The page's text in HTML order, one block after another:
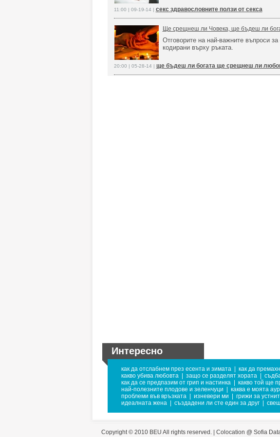
11:00 | 09-19-14 | секс здравословните ползи от секса
Ще срещнеш ли Човека, ще бъдеш ли
Отговорите на най-важните въпроси
кодирани върху ръката.
20:00 | 05-28-14 | ще бъдеш ли богата ще срещнеш ли
Интересно
как да отслабнем през есента и зимата как да
какво убива любовта
защо се разделят хората
как да се предпазим от грип и настинка
какво той ще
най-полезните плодове и зеленчуци
каква е моята
проблеми във връзката
изневери ми грижи за
идеалната жена
създадени ли сте един за друг
Copyright © 2010 BEU All rights reserved. | Colocation @ Sofia